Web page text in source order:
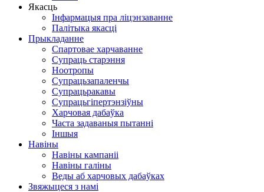
Якасць
Інфармацыя пра ліцэнзаванне
Палітыка якасці
Прыкладанне
Спартовае харчаванне
Супраць старэння
Ноотропы
Супрацьзапаленчы
Супрацьракавы
Супрацьгіпертэнзіўны
Харчовая дабаўка
Часта задаваныя пытанні
Іншыя
Навіны
Навіны кампаніі
Навіны галіны
Веды аб харчовых дабаўках
Звяжыцеся з намі